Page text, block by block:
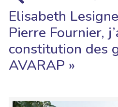
Elisabeth
Pierre Fournier,
constitution des
AVARAP »